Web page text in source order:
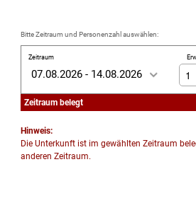
Bitte Zeitraum und Personenzahl auswählen:
Zeitraum
07.08.2026 - 14.08.2026
Zeitraum belegt
Hinweis:
Die Unterkunft ist im gewählten Zeitraum
anderen Zeitraum.